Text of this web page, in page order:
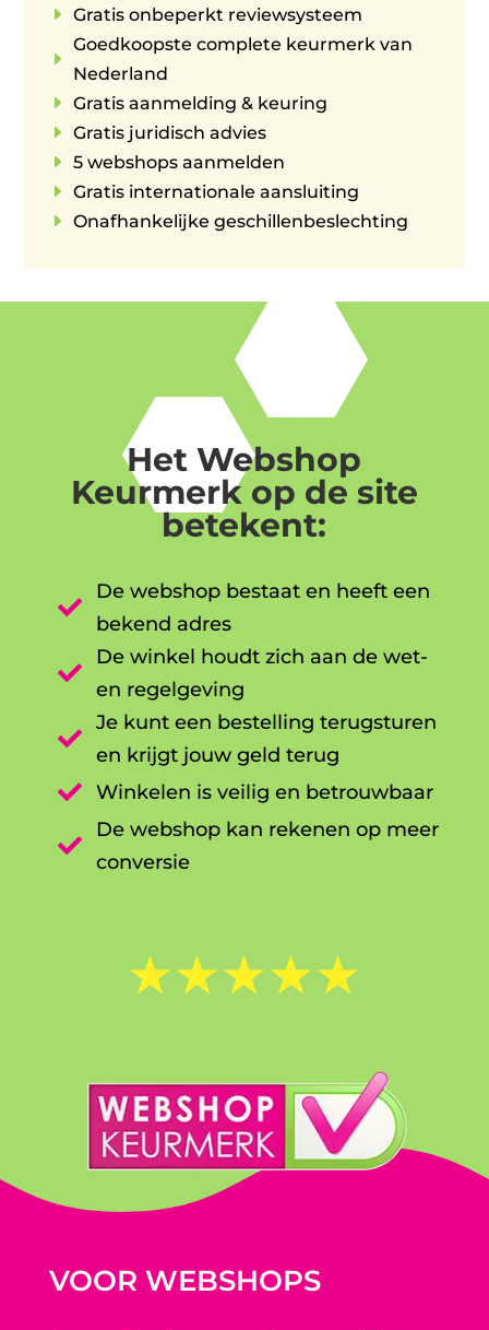
E Gratis onbeperkt reviewsysteem
E
Goedkoopste complete keurmerk van
Nederland
E Gratis aanmelding & keuring
E Gratis juridisch advies
E 5 webshops aanmelden
E Gratis internationale aansluiting
E Onafhankelijke geschillenbeslechting
Het Webshop
Keurmerk op de site
betekent:

De webshop bestaat en heeft een
bekend adres

De winkel houdt zich aan de wet-
en regelgeving

Je kunt een bestelling terugsturen
en krijgt jouw geld terug

Winkelen is veilig en betrouwbaar

De webshop kan rekenen op meer
conversie
☆☆☆☆☆
VOOR WEBSHOPS